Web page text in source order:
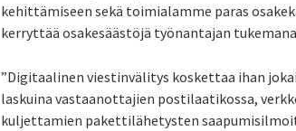
kehittämiseen sekä toimialamme paras
kerryttää osakesäästöjä työnantajan
”Digitaalinen viestinvälitys koskettaa ihan
laskuina vastaanottajien postilaatikossa,
kuljettamien pakettilähetysten